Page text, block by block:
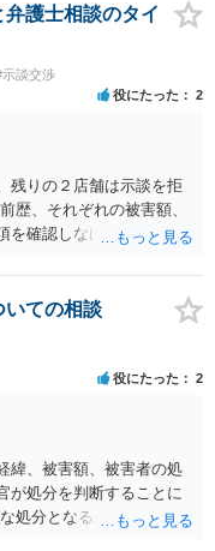
護士相談のタイ
示談交渉
役にたった 2
残りの２店舗は示談を拒
歴、それぞれの被害額、
を確認しなければ刑罰の
いての相談
役にたった 2
緯、被害額、被害者の処
が処分を判断することに
処分となるかを明確に判